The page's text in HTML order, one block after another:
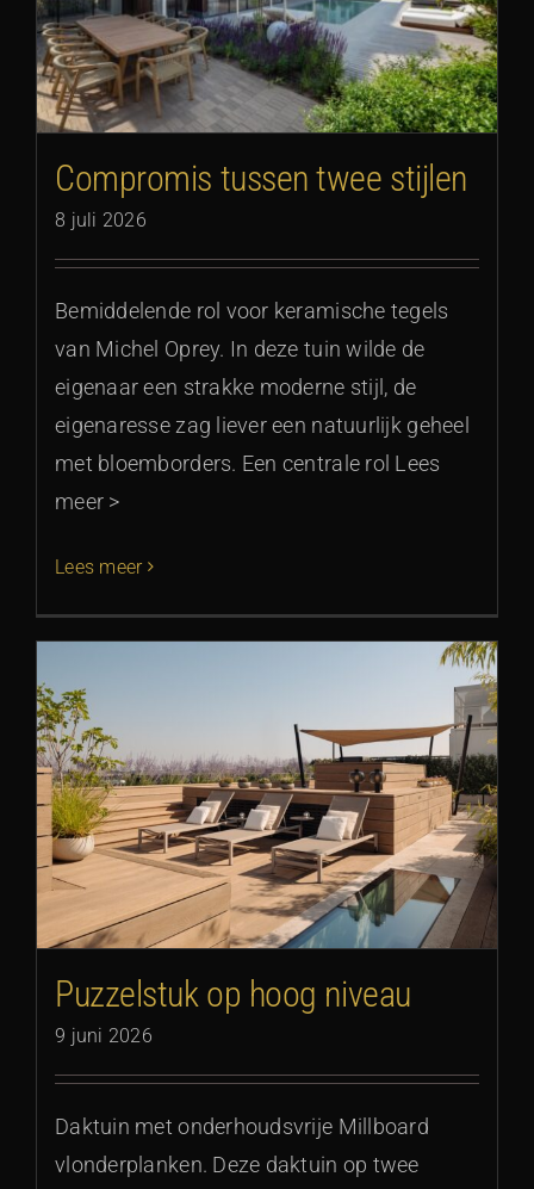
Compromis tussen twee stijlen
8 juli 2026
Bemiddelende rol voor keramische tegels
van Michel Oprey. In deze tuin wilde de
eigenaar een strakke moderne stijl, de
eigenaresse zag liever een natuurlijk geheel
met bloemborders. Een centrale rol Lees
meer >
Lees meer
Puzzelstuk op hoog niveau
9 juni 2026
Daktuin met onderhoudsvrije Millboard
vlonderplanken. Deze daktuin op twee